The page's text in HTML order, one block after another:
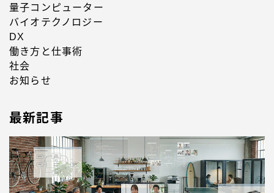
量子コンピューター
バイオテクノロジー
DX
働き方と仕事術
社会
お知らせ
最新記事